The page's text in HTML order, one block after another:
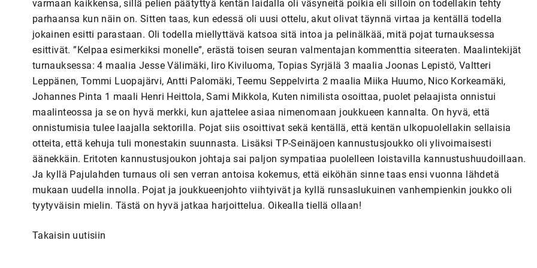
varmaan kaikkensa, sillä pelien päätyttyä kentän laidalla oli väsyneitä poikia eli silloin on todellakin tehty
parhaansa kun näin on. Sitten taas, kun edessä oli uusi ottelu, akut olivat täynnä virtaa ja kentällä todella
jokainen esitti parastaan. Oli todella miellyttävä katsoa sitä intoa ja pelinälkää, mitä pojat turnauksessa
esittivät. ”Kelpaa esimerkiksi monelle”, erästä toisen seuran valmentajan kommenttia siteeraten. Maalintekijät
turnauksessa: 4 maalia Jesse Välimäki, Iiro Kiviluoma, Topias Syrjälä 3 maalia Joonas Lepistö, Valtteri
Leppänen, Tommi Luopajärvi, Antti Palomäki, Teemu Seppelvirta 2 maalia Miika Huumo, Nico Korkeamäki,
Johannes Pinta 1 maali Henri Heittola, Sami Mikkola, Kuten nimilista osoittaa, puolet pelaajista onnistui
maalinteossa ja se on hyvä merkki, kun ajattelee asiaa nimenomaan joukkueen kannalta. On hyvä, että
onnistumisia tulee laajalla sektorilla. Pojat siis osoittivat sekä kentällä, että kentän ulkopuolellakin sellaisia
otteita, että kehuja tuli monestakin suunnasta. Lisäksi TP-Seinäjoen kannustusjoukko oli ylivoimaisesti
äänekkäin. Eritoten kannustusjoukon johtaja sai paljon sympatiaa puolelleen loistavilla kannustushuudoillaan.
Ja kyllä Pajulahden turnaus oli sen verran antoisa kokemus, että eiköhän sinne taas ensi vuonna lähdetä
mukaan uudella innolla. Pojat ja joukkueenjohto viihtyivät ja kyllä runsaslukuinen vanhempienkin joukko oli
tyytyväisin mielin. Tästä on hyvä jatkaa harjoittelua. Oikealla tiellä ollaan!
Takaisin uutisiin